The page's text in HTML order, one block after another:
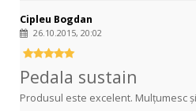
Cipleu Bogdan
26.10.2015, 20:02
Pedala sustain
Produsul este excelent. Mulțumesc